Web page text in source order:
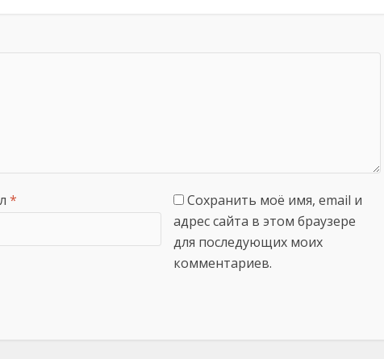
*
Сохранить моё имя, email и
адрес сайта в этом браузере
для последующих моих
комментариев.